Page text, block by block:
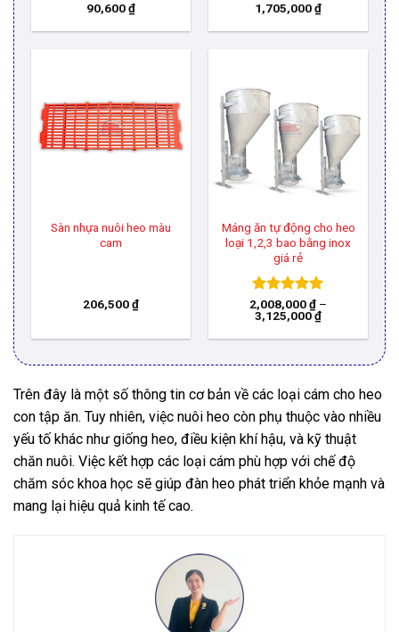
90,600₫ 1,705,000₫
Sàn nhựa nuôi heo màu
cam
206,500₫
Máng ăn tự động cho heo
loại 1,2,3 bao bằng inox
giá rẻ
Được xếp
hạng5.00
2,008,000₫ –
3,125,000₫Khoảng
từ
2,008,000 ₫
Trên đây là một số thông tin cơ bản về các loại cám cho heo
con tập ăn. Tuy nhiên, việc nuôi heo còn phụ thuộc vào nhiều
yếu tố khác như giống heo, điều kiện khí hậu, và kỹ thuật
chăn nuôi. Việc kết hợp các loại cám phù hợp với chế độ
chăm sóc khoa học sẽ giúp đàn heo phát triển khỏe mạnh và
mang lại hiệu quả kinh tế cao.